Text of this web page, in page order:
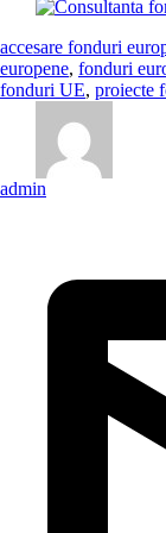
accesare fonduri
europene, fonduri
fonduri UE, proiecte
admin